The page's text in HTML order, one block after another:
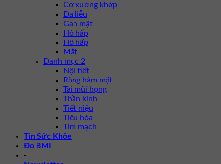
Cơ xương khớp
Da liễu
Gan mật
Hô hấp
Hô hấp
Mắt
Danh mục 2
Nội tiết
Răng hàm mặt
Tai mũi họng
Thần kinh
Tiết niệu
Tiêu hóa
Tim mạch
Tin Sức Khỏe
Đo BMI
-